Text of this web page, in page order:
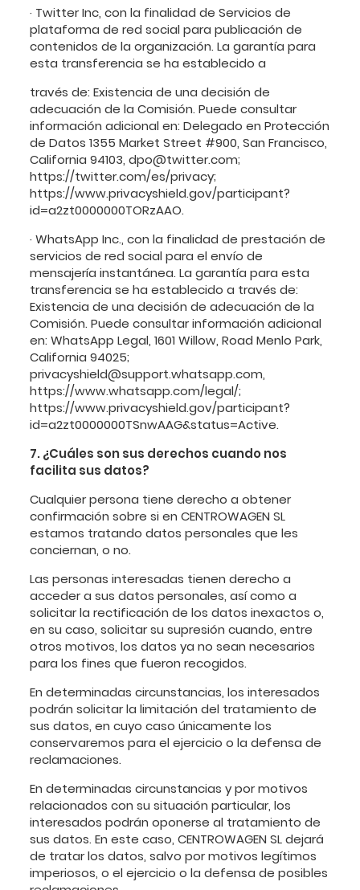
· Twitter Inc, con la finalidad de Servicios de
plataforma de red social para publicación de
contenidos de la organización. La garantía para
esta transferencia se ha establecido a
través de: Existencia de una decisión de
adecuación de la Comisión. Puede consultar
información adicional en: Delegado en Protección
de Datos 1355 Market Street #900, San Francisco,
California 94103, dpo@twitter.com;
https://twitter.com/es/privacy;
https://www.privacyshield.gov/participant?
id=a2zt0000000TORzAAO.
· WhatsApp Inc., con la finalidad de prestación de
servicios de red social para el envío de
mensajería instantánea. La garantía para esta
transferencia se ha establecido a través de:
Existencia de una decisión de adecuación de la
Comisión. Puede consultar información adicional
en: WhatsApp Legal, 1601 Willow, Road Menlo Park,
California 94025;
privacyshield@support.whatsapp.com,
https://www.whatsapp.com/legal/;
https://www.privacyshield.gov/participant?
id=a2zt0000000TSnwAAG&status=Active.
7. ¿Cuáles son sus derechos cuando nos
facilita sus datos?
Cualquier persona tiene derecho a obtener
confirmación sobre si en CENTROWAGEN SL
estamos tratando datos personales que les
conciernan, o no.
Las personas interesadas tienen derecho a
acceder a sus datos personales, así como a
solicitar la rectificación de los datos inexactos o,
en su caso, solicitar su supresión cuando, entre
otros motivos, los datos ya no sean necesarios
para los fines que fueron recogidos.
En determinadas circunstancias, los interesados
podrán solicitar la limitación del tratamiento de
sus datos, en cuyo caso únicamente los
conservaremos para el ejercicio o la defensa de
reclamaciones.
En determinadas circunstancias y por motivos
relacionados con su situación particular, los
interesados podrán oponerse al tratamiento de
sus datos. En este caso, CENTROWAGEN SL dejará
de tratar los datos, salvo por motivos legítimos
imperiosos, o el ejercicio o la defensa de posibles